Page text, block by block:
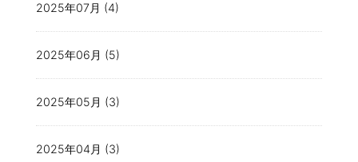
2025年07月 (4)
2025年06月 (5)
2025年05月 (3)
2025年04月 (3)